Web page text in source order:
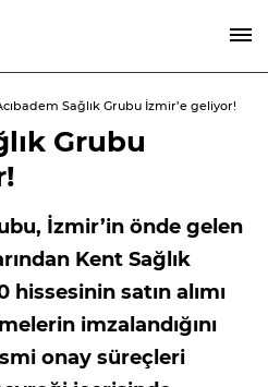
Sağlık Grubu İzmir’e geliyor!
Grubu
İzmir’in önde gelen
Kent Sağlık
hissesinin satın alımı
imzalandığını
onay süreçleri